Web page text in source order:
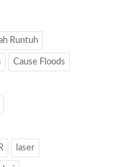
Runtuh
Cause Floods
laser